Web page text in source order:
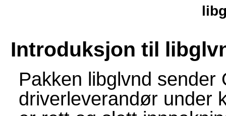
Introduksjon til
Pakken libglvnd sender
driverleverandør under